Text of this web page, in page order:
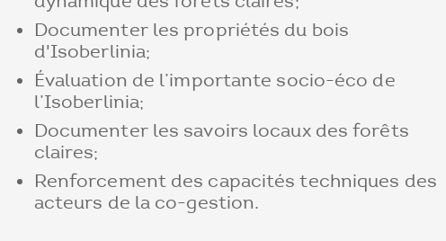
Documenter les propriétés du bois
d'Isoberlinia;
Évaluation de l’importante socio-éco de
l’Isoberlinia;
Documenter les savoirs locaux des forêts
claires;
Renforcement des capacités techniques des
acteurs de la co-gestion.